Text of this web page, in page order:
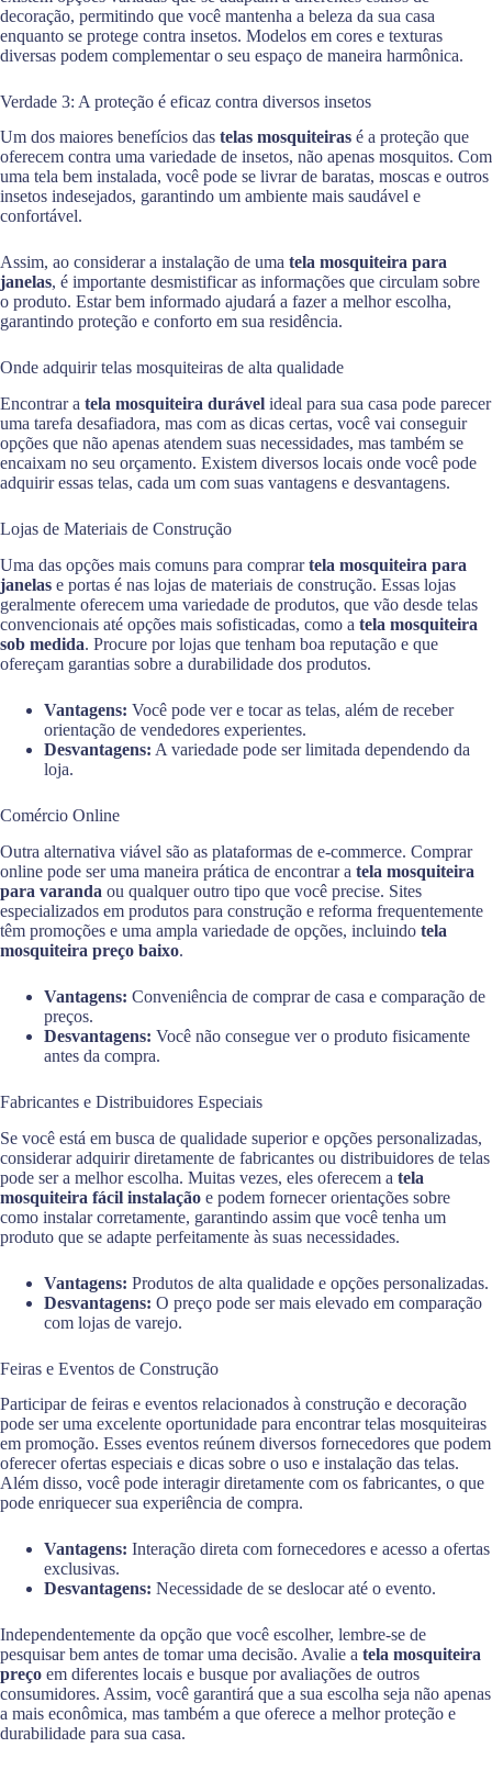
decoração, permitindo que você mantenha a beleza da sua casa
enquanto se protege contra insetos. Modelos em cores e texturas
diversas podem complementar o seu espaço de maneira harmônica.
Verdade 3: A proteção é eficaz contra diversos insetos
Um dos maiores benefícios das telas mosquiteiras é a proteção que
oferecem contra uma variedade de insetos, não apenas mosquitos. Com
uma tela bem instalada, você pode se livrar de baratas, moscas e outros
insetos indesejados, garantindo um ambiente mais saudável e
confortável.
Assim, ao considerar a instalação de uma tela mosquiteira para
janelas, é importante desmistificar as informações que circulam sobre
o produto. Estar bem informado ajudará a fazer a melhor escolha,
garantindo proteção e conforto em sua residência.
Onde adquirir telas mosquiteiras de alta qualidade
Encontrar a tela mosquiteira durável ideal para sua casa pode parecer
uma tarefa desafiadora, mas com as dicas certas, você vai conseguir
opções que não apenas atendem suas necessidades, mas também se
encaixam no seu orçamento. Existem diversos locais onde você pode
adquirir essas telas, cada um com suas vantagens e desvantagens.
Lojas de Materiais de Construção
Uma das opções mais comuns para comprartela mosquiteira para
janelas e portas é nas lojas de materiais de construção. Essas lojas
geralmente oferecem uma variedade de produtos, que vão desde telas
convencionais até opções mais sofisticadas, como a tela mosquiteira
sob medida. Procure por lojas que tenham boa reputação e que
ofereçam garantias sobre a durabilidade dos produtos.
Vantagens: Você pode ver e tocar as telas, além de receber
orientação de vendedores experientes.
Desvantagens: A variedade pode ser limitada dependendo da
loja.
Comércio Online
Outra alternativa viável são as plataformas de e-commerce. Comprar
online pode ser uma maneira prática de encontrar a tela mosquiteira
para varanda ou qualquer outro tipo que você precise. Sites
especializados em produtos para construção e reforma frequentemente
têm promoções e uma ampla variedade de opções, incluindo tela
mosquiteira preço baixo.
Vantagens: Conveniência de comprar de casa e comparação de
preços.
Desvantagens: Você não consegue ver o produto fisicamente
antes da compra.
Fabricantes e Distribuidores Especiais
Se você está em busca de qualidade superior e opções personalizadas,
considerar adquirir diretamente de fabricantes ou distribuidores de telas
pode ser a melhor escolha. Muitas vezes, eles oferecem a tela
mosquiteira fácil instalação e podem fornecer orientações sobre
como instalar corretamente, garantindo assim que você tenha um
produto que se adapte perfeitamente às suas necessidades.
Vantagens: Produtos de alta qualidade e opções personalizadas.
Desvantagens: O preço pode ser mais elevado em comparação
com lojas de varejo.
Feiras e Eventos de Construção
Participar de feiras e eventos relacionados à construção e decoração
pode ser uma excelente oportunidade para encontrar telas mosquiteiras
em promoção. Esses eventos reúnem diversos fornecedores que podem
oferecer ofertas especiais e dicas sobre o uso e instalação das telas.
Além disso, você pode interagir diretamente com os fabricantes, o que
pode enriquecer sua experiência de compra.
Vantagens: Interação direta com fornecedores e acesso a ofertas
exclusivas.
Desvantagens: Necessidade de se deslocar até o evento.
Independentemente da opção que você escolher, lembre-se de
pesquisar bem antes de tomar uma decisão. Avalie a tela mosquiteira
preço em diferentes locais e busque por avaliações de outros
consumidores. Assim, você garantirá que a sua escolha seja não apenas
a mais econômica, mas também a que oferece a melhor proteção e
durabilidade para sua casa.